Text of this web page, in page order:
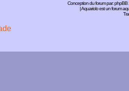
Conception du forum par:phpBB
| Aquariolo est un forum